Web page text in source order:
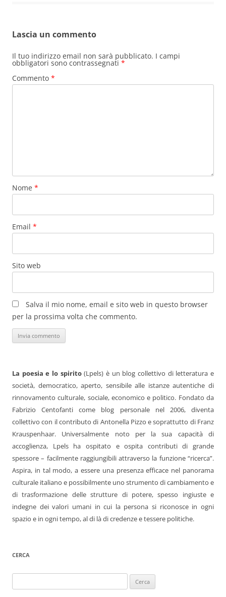
Lascia un commento
Il tuo indirizzo email non sarà pubblicato. I campi
obbligatori sono contrassegnati *
Commento *
Nome *
Email *
Sito web
Salva il mio nome, email e sito web in questo browser
per la prossima volta che commento.
La poesia e lo spirito(Lpels) è un blog collettivo di letteratura e
società, democratico, aperto, sensibile alle istanze autentiche di
rinnovamento culturale, sociale, economico e politico. Fondato da
Fabrizio Centofanti come blog personale nel 2006, diventa
collettivo con il contributo di Antonella Pizzo e soprattutto di Franz
Krauspenhaar. Universalmente noto per la sua capacità di
accoglienza, Lpels ha ospitato e ospita contributi di grande
spessore – facilmente raggiungibili attraverso la funzione “ricerca”.
Aspira, in tal modo, a essere una presenza efficace nel panorama
culturale italiano e possibilmente uno strumento di cambiamento e
di trasformazione delle strutture di potere, spesso ingiuste e
indegne dei valori umani in cui la persona si riconosce in ogni
spazio e in ogni tempo, al di là di credenze e tessere politiche.
CERCA
per: